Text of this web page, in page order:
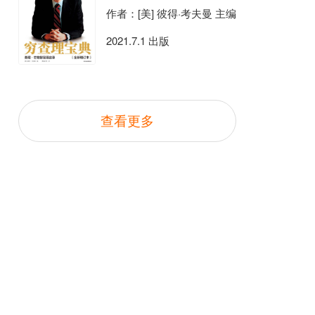
作者：[美] 彼得·考夫曼 主编
2021.7.1 出版
查看更多